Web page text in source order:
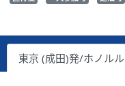
東京 (成田)発/ホノルル